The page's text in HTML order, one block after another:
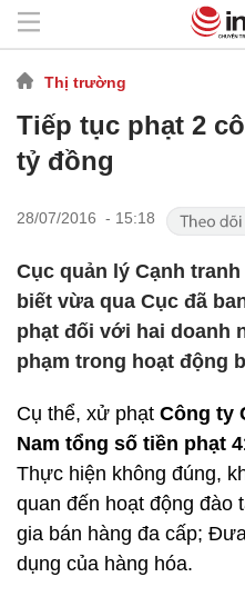
Thị trường
Tiếp tục phạt 2
tỷ đồng
28/07/2016 - 15:18
Cục quản lý Cạnh
biết vừa qua Cục đã
phạt đối với hai doanh
phạm trong hoạt động
Cụ thể, xử phạt Công ty
Nam tổng số tiền phạt
Thực hiện không đúng,
quan đến hoạt động đào
gia bán hàng đa cấp;
dụng của hàng hóa.